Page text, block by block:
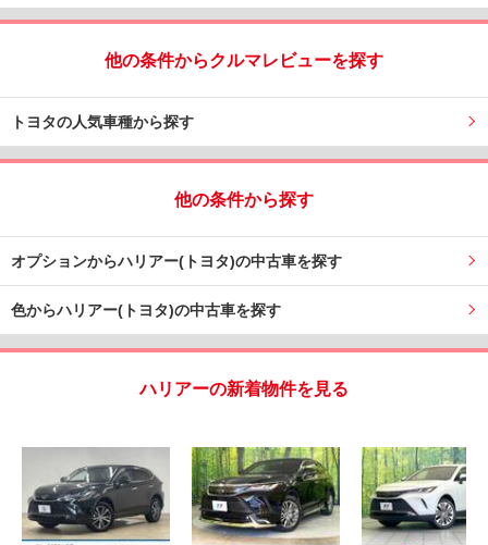
他の条件からクルマレビューを探す
トヨタの人気車種から探す
他の条件から探す
オプションからハリアー(トヨタ)の中古車を探す
色からハリアー(トヨタ)の中古車を探す
ハリアーの新着物件を見る